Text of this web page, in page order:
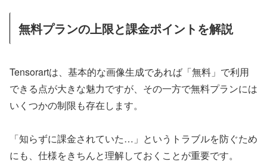
無料プランの上限と課金ポイントを解説
Tensorartは、基本的な画像生成であれば「無料」で利用
できる点が大きな魅力ですが、その一方で無料プランには
いくつかの制限も存在します。
「知らずに課金されていた…」というトラブルを防ぐため
にも、仕様をきちんと理解しておくことが重要です。